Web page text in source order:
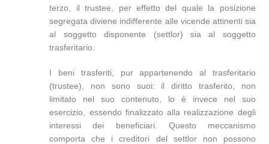
terzo, il trustee, per effetto del quale la posizione
segregata diviene indifferente alle vicende attinenti sia
al soggetto disponente (settlor) sia al soggetto
trasferitario.
I beni trasferiti, pur appartenendo al trasferitario
(trustee), non sono suoi: il diritto trasferito, non
limitato nel suo contenuto, lo è invece nel suo
esercizio, essendo finalizzato alla realizzazione degli
interessi dei beneficiari. Questo meccanismo
comporta che i creditori del settlor non possono